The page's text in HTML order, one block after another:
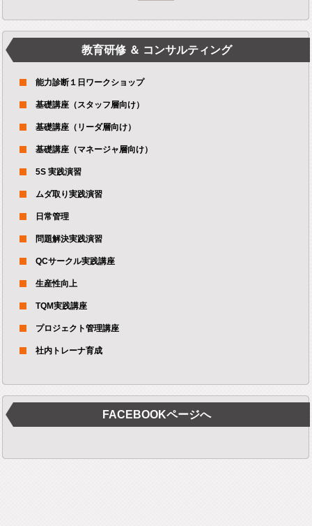
教育研修 ＆ コンサルティング
能力診断１日ワークショップ
基礎講座（スタッフ層向け）
基礎講座（リーダ層向け）
基礎講座（マネージャ層向け）
5S 実践演習
ムダ取り実践演習
日常管理
問題解決実践演習
QCサークル実践講座
生産性向上
TQM実践講座
プロジェクト管理講座
社内トレーナ育成
FACEBOOKページへ